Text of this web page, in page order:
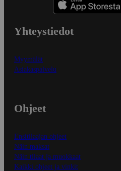
Yhteystiedot
Myymälät
Asiakaspalvelu
Ohjeet
Ensitilaajan ohjeet
Näin maksat
Näin tilaat ja muokkaat
Kaikki ohjeet ja vinkit